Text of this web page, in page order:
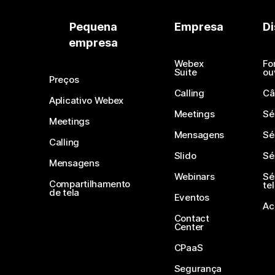
Pequena
empresa
Preços
Aplicativo Webex
Meetings
Calling
Mensagens
Compartilhamento
de tela
Empresa
Webex
Suite
Calling
Meetings
Mensagens
Slido
Webinars
Eventos
Contact
Center
CPaaS
Segurança